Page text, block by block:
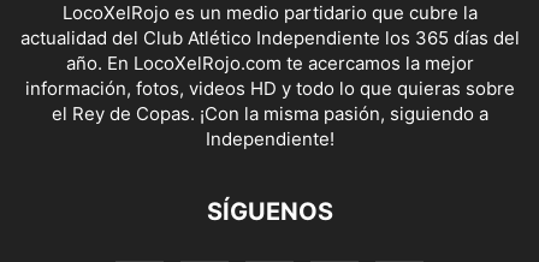
LocoXelRojo es un medio partidario que cubre la
actualidad del Club Atlético Independiente los 365 días del
año. En LocoXelRojo.com te acercamos la mejor
información, fotos, videos HD y todo lo que quieras sobre
el Rey de Copas. ¡Con la misma pasión, siguiendo a
Independiente!
SÍGUENOS